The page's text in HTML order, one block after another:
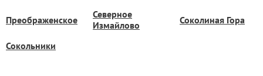
Преображенское
Северное
Измайлово
Соколиная Гора
Сокольники